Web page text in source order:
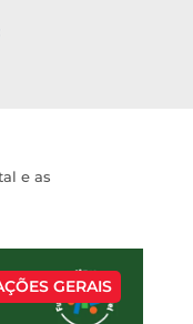
e as
GERAIS